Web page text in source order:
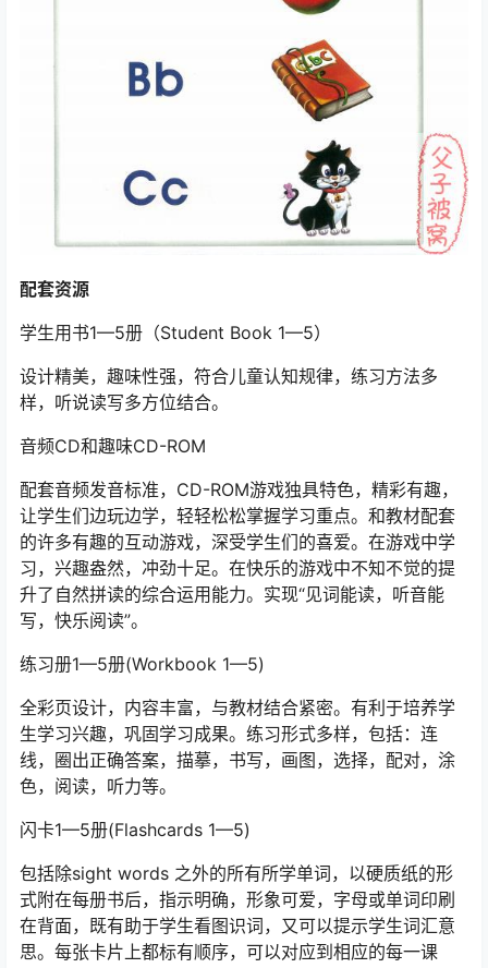
配套资源
学生用书1—5册（Student Book 1—5）
设计精美，趣味性强，符合儿童认知规律，练习方法多
样，听说读写多方位结合。
音频CD和趣味CD-ROM
配套音频发音标准，CD-ROM游戏独具特色，精彩有趣，
让学生们边玩边学，轻轻松松掌握学习重点。和教材配套
的许多有趣的互动游戏，深受学生们的喜爱。在游戏中学
习，兴趣盎然，冲劲十足。在快乐的游戏中不知不觉的提
升了自然拼读的综合运用能力。实现“见词能读，听音能
写，快乐阅读”。
练习册1—5册(Workbook 1—5)
全彩页设计，内容丰富，与教材结合紧密。有利于培养学
生学习兴趣，巩固学习成果。练习形式多样，包括：连
线，圈出正确答案，描摹，书写，画图，选择，配对，涂
色，阅读，听力等。
闪卡1—5册(Flashcards 1—5)
包括除sight words 之外的所有所学单词，以硬质纸的形
式附在每册书后，指示明确，形象可爱，字母或单词印刷
在背面，既有助于学生看图识词，又可以提示学生词汇意
思。每张卡片上都标有顺序，可以对应到相应的每一课